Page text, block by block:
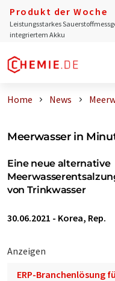
Produkt der Woche
Leistungsstarkes
integriertem Akku
Home News
Meerwasser in
Eine neue alternative
von Trinkwasser
30.06.2021 - Korea, Rep.
Anzeigen
ERP-Branchenlösung